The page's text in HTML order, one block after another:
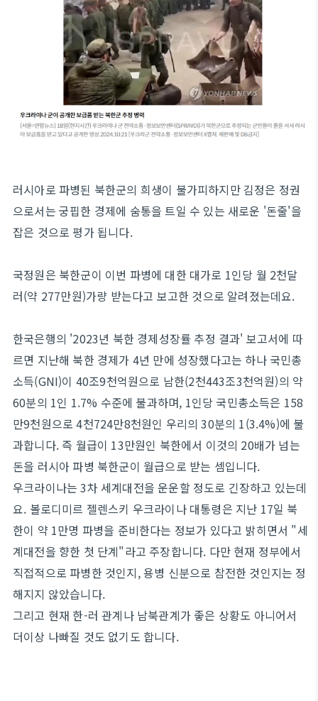
러시아로 파병된 북한군의 희생이 불가피하지만 김정은 정권
으로서는 궁핍한 경제에 숨통을 트일 수 있는 새로운 '돈줄'을
잡은 것으로 평가 됩니다.
국정원은 북한군이 이번 파병에 대한 대가로 1인당 월 2천달
러(약 277만원)가량 받는다고 보고한 것으로 알려졌는데요.
한국은행의 '2023년 북한 경제성장률 추정 결과' 보고서에 따
르면 지난해 북한 경제가 4년 만에 성장했다고는 하나 국민총
소득(GNI)이 40조9천억원으로 남한(2천443조3천억원)의 약
60분의 1인 1.7% 수준에 불과하며, 1인당 국민총소득은 158
만9천원으로 4천724만8천원인 우리의 30분의 1(3.4%)에 불
과합니다. 즉 월급이 13만원인 북한에서 이것의 20배가 넘는
돈을 러시아 파병 북한군이 월급으로 받는 셈입니다.
우크라이나는 3차 세계대전을 운운할 정도로 긴장하고 있는데
요. 볼로디미르 젤렌스키 우크라이나 대통령은 지난 17일 북
한이 약 1만명 파병을 준비한다는 정보가 있다고 밝히면서 "세
계대전을 향한 첫 단계"라고 주장합니다. 다만 현재 정부에서
직접적으로 파병한 것인지, 용병 신분으로 참전한 것인지는 정
해지지 않았습니다.
그리고 현재 한-러 관계나 남북관계가 좋은 상황도 아니어서
더이상 나빠질 것도 없기도 합니다.